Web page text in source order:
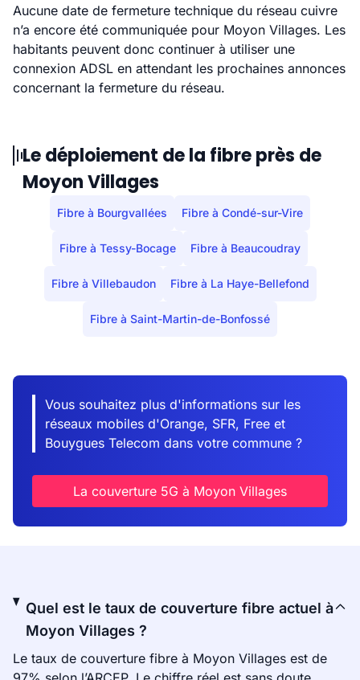
Aucune date de fermeture technique du réseau cuivre
n’a encore été communiquée pour Moyon Villages. Les
habitants peuvent donc continuer à utiliser une
connexion ADSL en attendant les prochaines annonces
concernant la fermeture du réseau.
Le déploiement de la fibre près de
Moyon Villages
Fibre à Bourgvallées Fibre à Condé-sur-Vire
Fibre à Tessy-Bocage Fibre à Beaucoudray
Fibre à Villebaudon Fibre à La Haye-Bellefond
Fibre à Saint-Martin-de-Bonfossé
Vous souhaitez plus d'informations sur les
réseaux mobiles d'Orange, SFR, Free et
Bouygues Telecom dans votre commune ?
La couverture 5G à Moyon Villages
Quel est le taux de couverture fibre actuel à
Moyon Villages ?
Le taux de couverture fibre à Moyon Villages est de